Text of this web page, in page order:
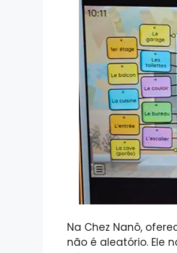
Na Chez Nanô,
não é aleatório. Ele